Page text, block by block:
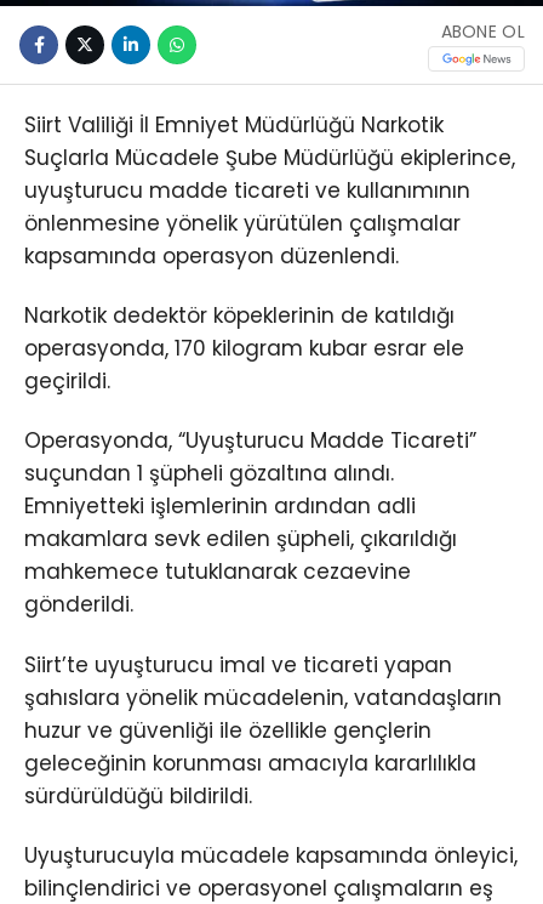
ABONE OL
Siirt Valiliği İl Emniyet Müdürlüğü Narkotik
Suçlarla Mücadele Şube Müdürlüğü ekiplerince,
uyuşturucu madde ticareti ve kullanımının
önlenmesine yönelik yürütülen çalışmalar
kapsamında operasyon düzenlendi.
Narkotik dedektör köpeklerinin de katıldığı
operasyonda, 170 kilogram kubar esrar ele
geçirildi.
Operasyonda, “Uyuşturucu Madde Ticareti”
suçundan 1 şüpheli gözaltına alındı.
Emniyetteki işlemlerinin ardından adli
makamlara sevk edilen şüpheli, çıkarıldığı
mahkemece tutuklanarak cezaevine
gönderildi.
Siirt’te uyuşturucu imal ve ticareti yapan
şahıslara yönelik mücadelenin, vatandaşların
huzur ve güvenliği ile özellikle gençlerin
geleceğinin korunması amacıyla kararlılıkla
sürdürüldüğü bildirildi.
Uyuşturucuyla mücadele kapsamında önleyici,
bilinçlendirici ve operasyonel çalışmaların eş